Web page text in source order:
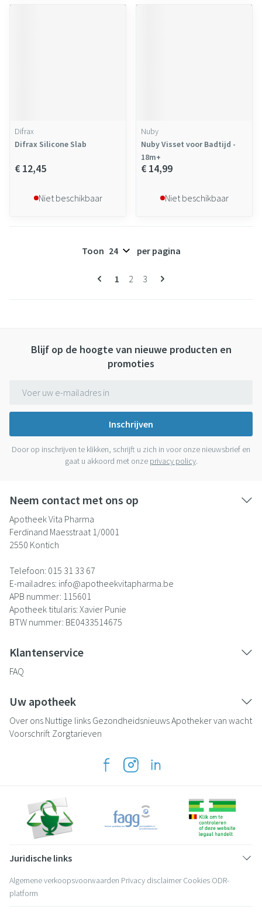
Difrax
Difrax Silicone Slab
€ 12,45
Niet beschikbaar
Nuby
Nuby Visset voor Badtijd -
18m+
€ 14,99
Niet beschikbaar
Pagina's
U lees momenteel pagina
1 Pagina
2 Pagina
3
Toon per pagina
Blijf op de hoogte van nieuwe producten en
promoties
Inschrijven
Door op inschrijven te klikken, schrijft u zich in voor onze nieuwsbrief en
gaat u akkoord met onze privacy policy.
Neem contact met ons op
Apotheek Vita Pharma
Ferdinand Maesstraat 1/0001
2550 Kontich
Telefoon: 015 31 33 67
E-mailadres: info@apotheekvitapharma.be
APB nummer: 115601
Apotheek titularis: Xavier Punie
BTW nummer: BE0433514675
Klantenservice
FAQ
Uw apotheek
Over ons Nuttige links GezondheidsnieuwsApotheker van wacht
Voorschrift Zorgtarieven
Juridische links
Algemene verkoopsvoorwaarden Privacy disclaimer Cookies ODR-
platform